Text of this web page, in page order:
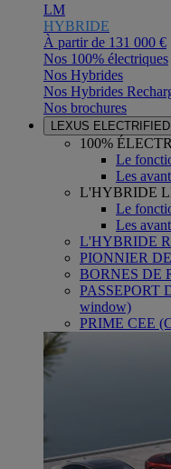
LM
HYBRIDE
À partir de 131 000 €
Nos 100% électriques
Nos Hybrides
Nos Hybrides
Nos brochures
LEXUS ELECTRIFIED
100%
Le
Les
L'HYBRIDE
Le
Les
L'HYBRIDE
PIONNIER
BORNES DE
PASSEPORT
window)
PRIME CEE